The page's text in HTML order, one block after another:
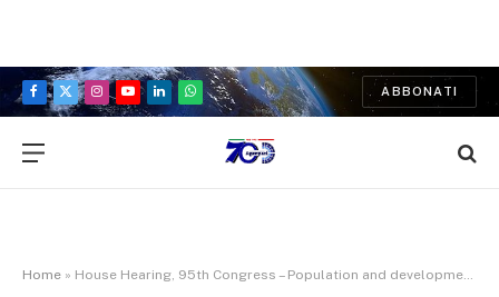
Facebook
X
Instagram
YouTubeLinkedInWhatsApp
ABBONATI
Home » House Hearing, 95th Congress – Population and development. Volume III, research in population and development, needs and capacities: hearings before the Select Committee on Population, Ninety-fifth Congress, second session …